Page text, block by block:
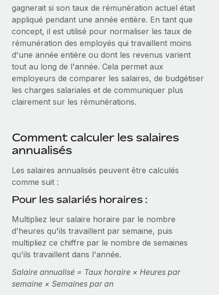
Gestion des freelances
Intégrez et gérez vos freelances partout dans le monde
PEO
Sous-traitez les opérations complexes liées à l’emploi
INFRASTRUCTURE
Intégration Remote
Plateforme
Des fonctions RH clés intégrées pour votre équipe
Connecter Nouveau
Connectez n'importe quel outil d’IA à Remote grâce à
notre MCP
Rationalisez vos processus avec des outils essentiels
SERVICES
Demandez aux experts
Recevez des conseils d’experts sur les RH à
Comparer Remote
Examinez notre service par rapport aux autres
CROISSANCE
Start-ups
Des solutions agiles et internationales pour les RH et la
paie des entreprises en pleine croissance
mesure
Entreprise
Les RH à l’international pour les grandes entreprises
TRAVAILLONS ENSEMBLE
Intégrez les RH à l’international de manière flexible
Devenir partenaire
Explorez avec nous vos opportunités de partenariat
Remote Build
Bientôt disponible
Conseil en intégrations et automatisations assistées par
pays
Calculateur de paiement des freelances
Découvrez les devises disponibles et les vitesses de
paiement pour vos freelances internationaux
APPRENDRE AVEC REMOTE
Recherche et guides
Glossaire RH
Descriptions de postes
Webinaires
Événements
Salle de presse
Centre de ressources
Nederlands
Français
Deutsch
Español
Português (Portugal)
한국어
Connexion
gagnerait si son taux de rémunération actuel était
appliqué pendant une année entière. En tant que
concept, il est utilisé pour normaliser les taux de
rémunération des employés qui travaillent moins
d'une année entière ou dont les revenus varient
tout au long de l'année. Cela permet aux
employeurs de comparer les salaires, de budgétiser
les charges salariales et de communiquer plus
clairement sur les rémunérations.
Comment calculer les salaires
annualisés
Les salaires annualisés peuvent être calculés
comme suit :
Pour les salariés horaires :
Multipliez leur salaire horaire par le nombre
d'heures qu'ils travaillent par semaine, puis
multipliez ce chiffre par le nombre de semaines
qu'ils travaillent dans l'année.
Salaire annualisé = Taux horaire × Heures par
semaine × Semaines par an